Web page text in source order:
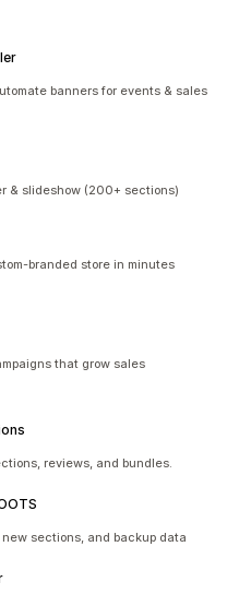
banners for events & sales
& slideshow (200+ sections)
branded store in minutes
that grow sales
reviews, and bundles.
sections, and backup data